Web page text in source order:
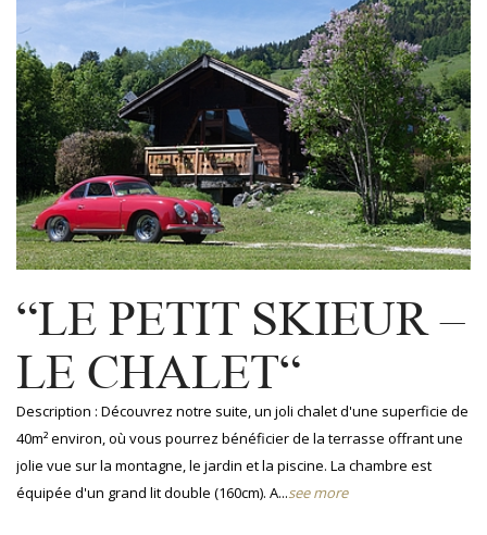
“LE PETIT SKIEUR –
LE CHALET“
Description : Découvrez notre suite, un joli chalet d'une superficie de
40m² environ, où vous pourrez bénéficier de la terrasse offrant une
jolie vue sur la montagne, le jardin et la piscine. La chambre est
équipée d'un grand lit double (160cm). A...see more